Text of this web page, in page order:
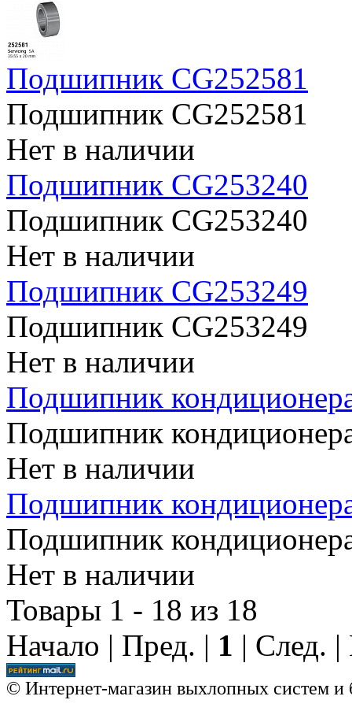
Подшипник CG252581
Подшипник CG252581
Нет в наличии
Подшипник CG253240
Подшипник CG253240
Нет в наличии
Подшипник CG253249
Подшипник CG253249
Нет в наличии
Подшипник
Подшипник
Нет в наличии
Подшипник
Подшипник
Нет в наличии
Товары 1 - 18 из 18
Начало | Пред. | 1 | След.
© Интернет-магазин выхлопных систем и